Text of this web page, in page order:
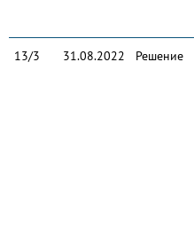
13/3 31.08.2022 Решение